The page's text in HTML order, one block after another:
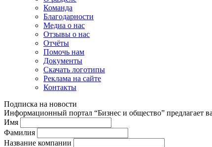
Команда
Благодарности
Медиа о нас
Отзывы о нас
Отчёты
Помочь нам
Документы
Скачать логотипы
Реклама на сайте
Контакты
Подписка на новости
Информационный портал “Бизнес и общество” предлагает
Имя
Фамилия
Название компании